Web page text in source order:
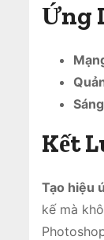
Ứng
Kết
Tạo hiệu
kế mà